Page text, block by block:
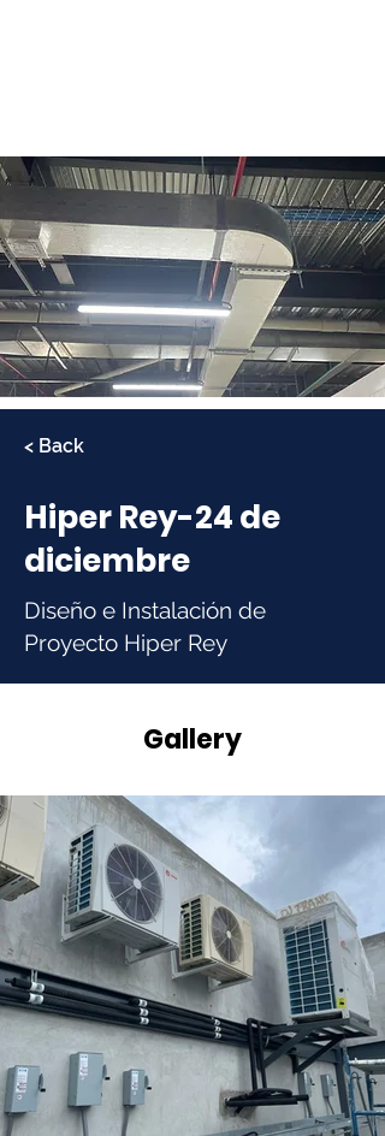
< Back
Hiper Rey-24 de
diciembre
Diseño e Instalación de
Proyecto Hiper Rey
Gallery